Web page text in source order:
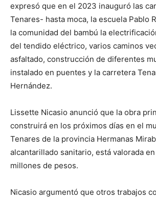
expresó que en el 2023 inauguró las
Tenares- hasta moca, la escuela Pablo
la comunidad del bambú la
del tendido eléctrico, varios caminos
asfaltado, construcción de diferentes
instalado en puentes y la carretera
Hernández.
Lissette Nicasio anunció que la obra
construirá en los próximos días en el
Tenares de la provincia Hermanas
alcantarillado sanitario, está valorada
millones de pesos.
Nicasio argumentó que otros trabajos